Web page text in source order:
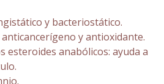
y bacteriostático.
y antioxidante.
esteroides anabólicos: ayuda a